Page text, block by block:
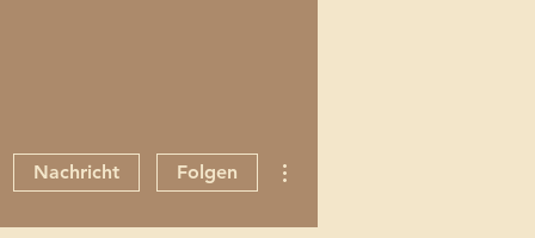
Nachricht Folgen